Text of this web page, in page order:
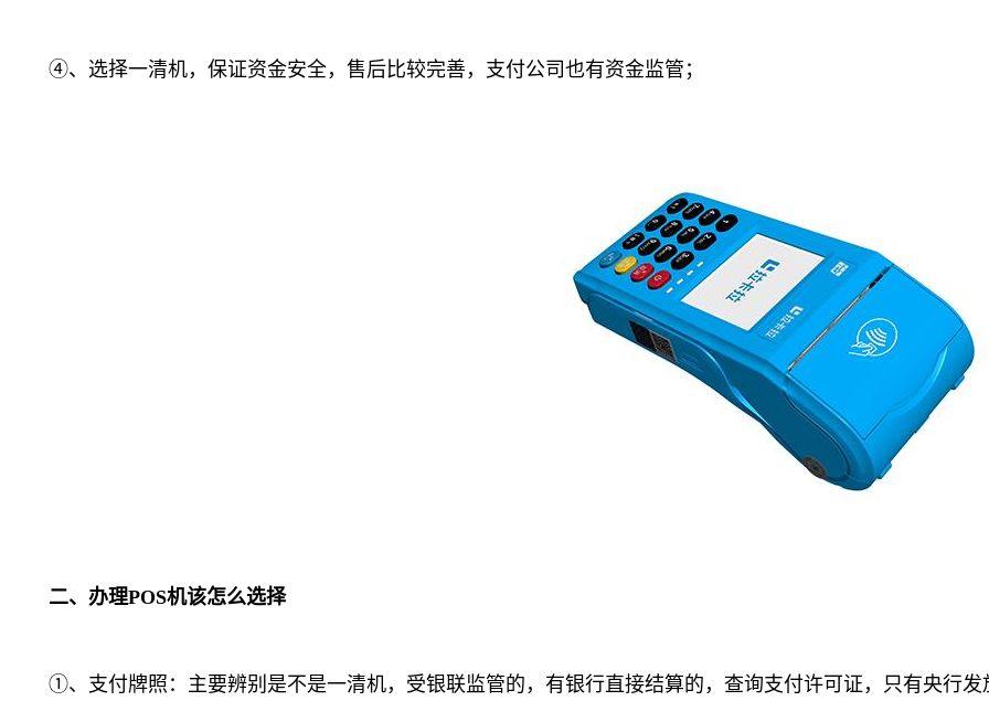
④、选择一清机，保证资金安全，售后比较完善，支付公司也有资金监管；
二、办理POS机该怎么选择
①、支付牌照：主要辨别是不是一清机，受银联监管的，有银行直接结算的，查询支付许可证，只有央行发